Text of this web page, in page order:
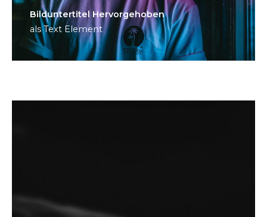
Bild­unter­titel Hervorgehoben
als Text Element